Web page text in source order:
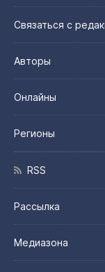
Связаться с
Авторы
Онлайны
Регионы
RSS
Рассылка
Медиазона